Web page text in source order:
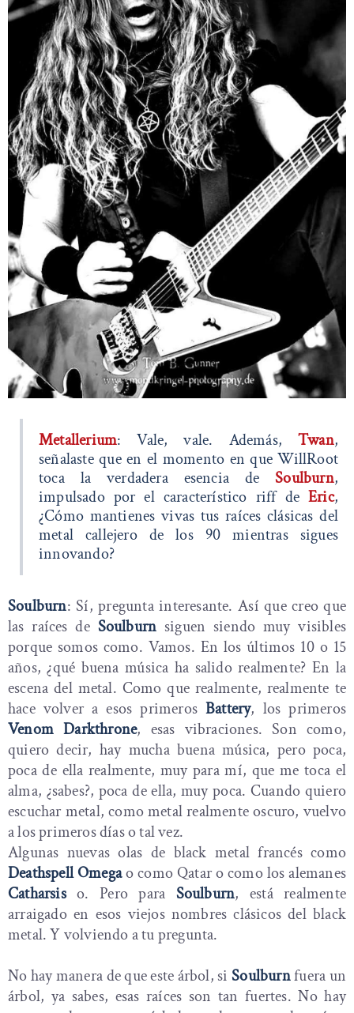
Metallerium: Vale, vale. Además, Twan,
señalaste que en el momento en que WillRoot
toca la verdadera esencia deSoulburn,
impulsado por el característico riff de Eric,
¿Cómo mantienes vivas tus raíces clásicas del
metal callejero de los 90 mientras sigues
innovando?
Soulburn: Sí, pregunta interesante. Así que creo que
las raíces de Soulburn siguen siendo muy visibles
porque somos como. Vamos. En los últimos 10 o 15
años, ¿qué buena música ha salido realmente? En la
escena del metal. Como que realmente, realmente te
hace volver a esos primerosBattery, los primeros
Venom Darkthrone, esas vibraciones. Son como,
quiero decir, hay mucha buena música, pero poca,
poca de ella realmente, muy para mí, que me toca el
alma, ¿sabes?, poca de ella, muy poca. Cuando quiero
escuchar metal, como metal realmente oscuro, vuelvo
a los primeros días o tal vez.
Algunas nuevas olas de black metal francés como
Deathspell Omegao como Qatar o como los alemanes
Catharsiso. Pero para Soulburn, está realmente
arraigado en esos viejos nombres clásicos del black
metal. Y volviendo a tu pregunta.
No hay manera de que este árbol, siSoulburnfuera un
árbol, ya sabes, esas raíces son tan fuertes. No hay